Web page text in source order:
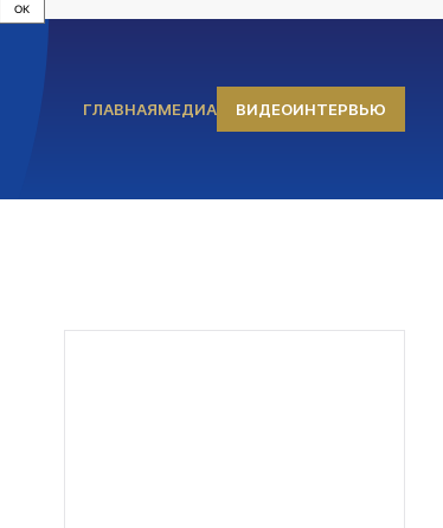
OK
ГЛАВНАЯМЕДИА ВИДЕОИНТЕРВЬЮ